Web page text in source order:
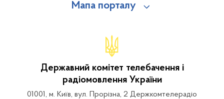
Мапа порталу
Державний комітет телебачення і
радіомовлення України
01001, м. Київ, вул. Прорізна, 2 Держкомтелерадіо